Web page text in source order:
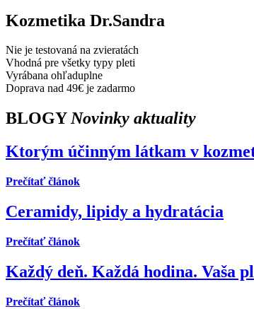
Kozmetika Dr.Sandra
Nie je testovaná na zvieratách
Vhodná pre všetky typy pleti
Vyrábana ohľaduplne
Doprava nad 49€ je zadarmo
BLOGYNovinky aktuality
Ktorým účinným látkam v
Prečítať článok
Ceramidy, lipidy a hydratácia
Prečítať článok
Každý deň. Každá hodina. Vaša
Prečítať článok